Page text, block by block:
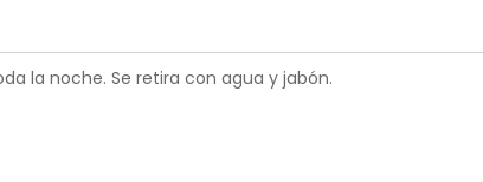
la noche. Se retira con agua y jabón.